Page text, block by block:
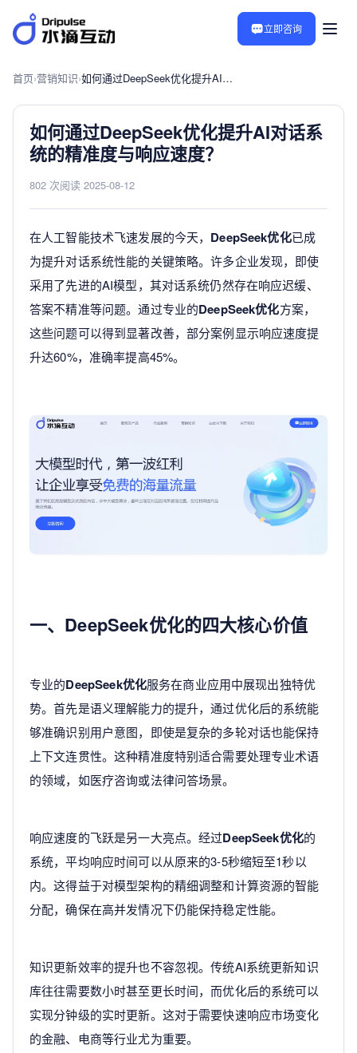
立即咨询
首页›营销知识› 如何通过DeepSeek优化提升AI对话系统的精准度与响应速度？
如何通过DeepSeek优化提升AI对话系
统的精准度与响应速度？
802 次阅读 2025-08-12
在人工智能技术飞速发展的今天， DeepSeek优化已成
为提升对话系统性能的关键策略。许多企业发现，即使
采用了先进的AI模型，其对话系统仍然存在响应迟缓、
答案不精准等问题。通过专业的DeepSeek优化方案，
这些问题可以得到显著改善，部分案例显示响应速度提
升达60%，准确率提高45%。
一、DeepSeek优化的四大核心价值
专业的DeepSeek优化服务在商业应用中展现出独特优
势。首先是语义理解能力的提升，通过优化后的系统能
够准确识别用户意图，即使是复杂的多轮对话也能保持
上下文连贯性。这种精准度特别适合需要处理专业术语
的领域，如医疗咨询或法律问答场景。
响应速度的飞跃是另一大亮点。经过DeepSeek优化的
系统，平均响应时间可以从原来的3-5秒缩短至1秒以
内。这得益于对模型架构的精细调整和计算资源的智能
分配，确保在高并发情况下仍能保持稳定性能。
知识更新效率的提升也不容忽视。传统AI系统更新知识
库往往需要数小时甚至更长时间，而优化后的系统可以
实现分钟级的实时更新。这对于需要快速响应市场变化
的金融、电商等行业尤为重要。